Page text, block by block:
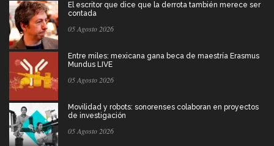
El escritor que dice que la derrota también merece ser
contada
05 Agosto 2026
Entre miles: mexicana gana beca de maestría Erasmus
Mundus LIVE
05 Agosto 2026
Movilidad y robots: sonorenses colaboran en proyectos
de investigación
05 Agosto 2026